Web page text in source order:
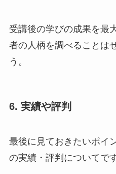
受講後の学びの成果を最
者の人柄を調べることは
う。
6. 実績や評判
最後に見ておきたいポイ
の実績・評判についてです